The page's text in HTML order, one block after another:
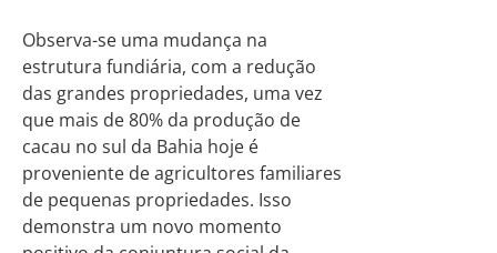
Observa-se uma mudança na
estrutura fundiária, com a redução
das grandes propriedades, uma vez
que mais de 80% da produção de
cacau no sul da Bahia hoje é
proveniente de agricultores familiares
de pequenas propriedades. Isso
demonstra um novo momento